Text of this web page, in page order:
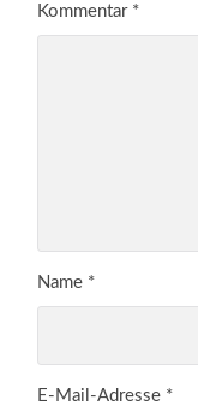
Kommentar *
Name *
E-Mail-Adresse *